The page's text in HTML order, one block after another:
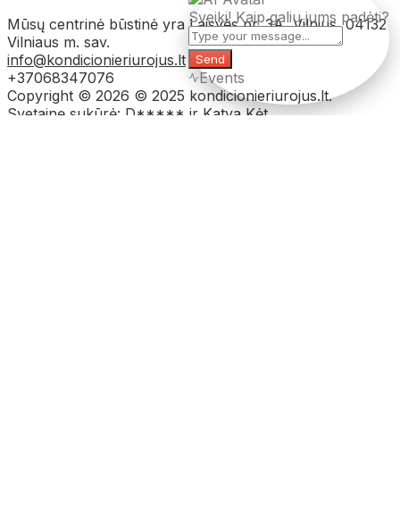
Mūsų centrinė būstinė yra Laisvės pr. 3A, Vilnius, 04132
Vilniaus m. sav.
info@kondicionieriurojus.lt
+37068347076
Copyright © 2026 © 2025 kondicionieriurojus.lt.
Svetainę sukūrė: D***** ir Katya Kėt
Sveiki! Kaip galiu jums padėti?
Send
Events